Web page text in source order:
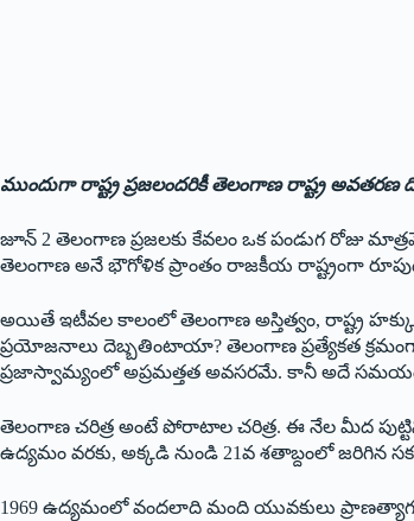
ముందుగా రాష్ట్ర ప్రజలందరికీ తెలంగాణ రాష్ట్ర అవతరణ
జూన్ 2 తెలంగాణ ప్రజలకు కేవలం ఒక పండుగ రోజు
తెలంగాణ అనే భౌగోళిక ప్రాంతం రాజకీయ రాష్ట్రంగా
అయితే ఇటీవల కాలంలో తెలంగాణ అస్తిత్వం, రాష్ట్ర
ప్రయోజనాలు దెబ్బతింటాయా? తెలంగాణ ప్రత్యేకత
ప్రజాస్వామ్యంలో అప్రమత్తత అవసరమే. కానీ అదే సమయంలో
తెలంగాణ చరిత్ర అంటే పోరాటాల చరిత్ర. ఈ నేల మీద
ఉద్యమం వరకు, అక్కడి నుండి 21వ శతాబ్దంలో జరిగిన
1969 ఉద్యమంలో వందలాది మంది యువకులు